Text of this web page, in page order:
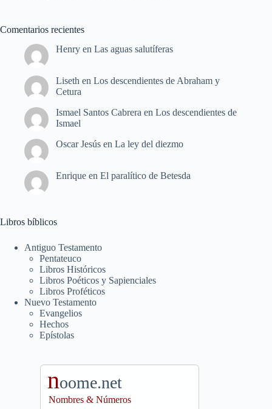
Comentarios recientes
Henry en Las aguas salutíferas
Liseth en Los descendientes de Abraham y
Cetura
Ismael Santos Cabrera en Los descendientes de
Ismael
Oscar Jesús en La ley del diezmo
Enrique en El paralítico de Betesda
Libros bíblicos
Antiguo Testamento
Pentateuco
Libros Históricos
Libros Poéticos y Sapienciales
Libros Proféticos
Nuevo Testamento
Evangelios
Hechos
Epístolas
noome.net
Nombres & Números